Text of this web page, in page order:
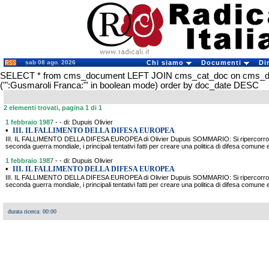
sab 08 ago. 2026 Chi siamo Documenti
SELECT * from cms_document LEFT JOIN cms_cat_doc on
('":Gusmaroli Franca:"' in boolean mode) order by doc_date DESC
2 elementi trovati, pagina 1 di 1
1 febbraio 1987 - - di: Dupuis Olivier
• III. IL FALLIMENTO DELLA DIFESA EUROPEA
III. IL FALLIMENTO DELLA DIFESA EUROPEA di Olivier Dupuis SOMMARIO: Si
seconda guerra mondiale, i principali tentativi fatti per creare una politica di difesa comune
1 febbraio 1987 - - di: Dupuis Olivier
• III. IL FALLIMENTO DELLA DIFESA EUROPEA
III. IL FALLIMENTO DELLA DIFESA EUROPEA di Olivier Dupuis SOMMARIO: Si
seconda guerra mondiale, i principali tentativi fatti per creare una politica di difesa comune
durata ricerca: 00:00